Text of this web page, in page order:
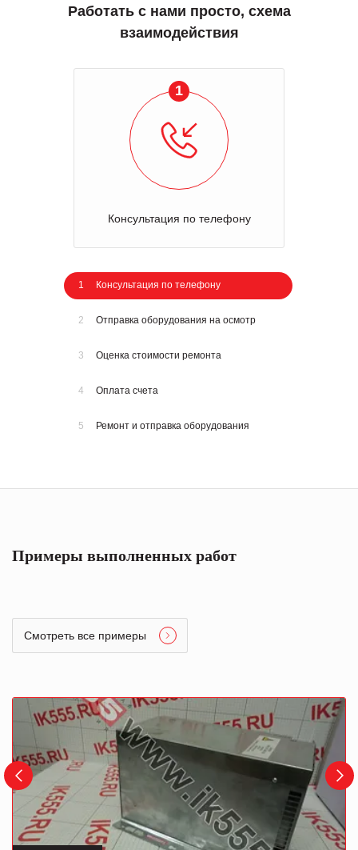
Работать с нами просто, схема
взаимодействия
1
Консультация по телефону
1 Консультация по телефону
2 Отправка оборудования на осмотр
3 Оценка стоимости ремонта
4 Оплата счета
5 Ремонт и отправка оборудования
Примеры выполненных работ
Смотреть все примеры